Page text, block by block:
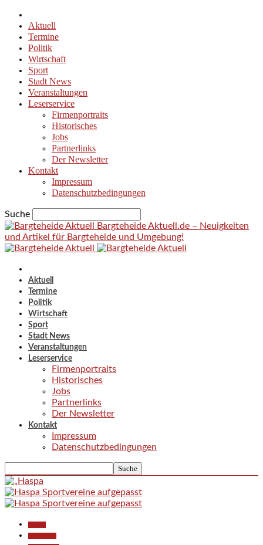
Aktuell
Termine
Politik
Wirtschaft
Sport
Stadt News
Veranstaltungen
Leserservice
Firmenportraits
Historisches
Jobs
Partnerlinks
Der Newsletter
Kontakt
Impressum
Datenschutzbedingungen
Suche
Bargteheide Aktuell.de – Neuigkeiten
und Artikel für Bargteheide und Umgebung!
Aktuell
Termine
Politik
Wirtschaft
Sport
Stadt News
Veranstaltungen
Leserservice
Firmenportraits
Historisches
Jobs
Partnerlinks
Der Newsletter
Kontakt
Impressum
Datenschutzbedingungen